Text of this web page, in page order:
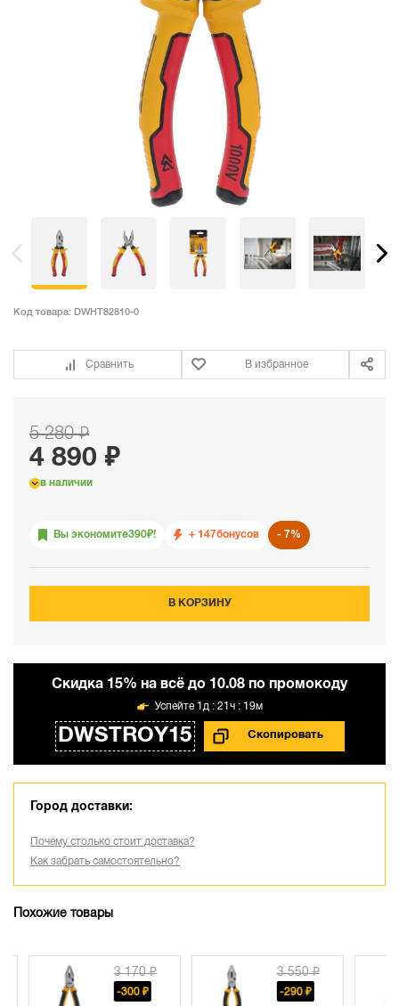
Код товара: DWHT82810-0
Сравнить В избранное
5 280 ₽
4 890 ₽
в наличии
Вы экономите390₽! + 147бонусов 7%
В КОРЗИНУ
Cкидка 15% на всё до 10.08 по промокоду
DWSTROY15
1д : 21ч : 19м
Город доставки:
Почему столько стоит доставка?
Как забрать самостоятельно?
Похожие товары
3 170 ₽
-300 ₽
3 550 ₽
-290 ₽